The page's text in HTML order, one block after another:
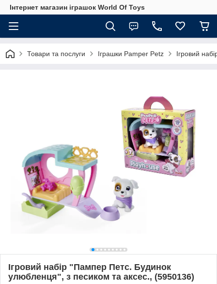
Інтернет магазин іграшок World Of Toys
Товари та послуги Іграшки Pamper Petz Ігровий
Ігровий набір "Пампер Петс. Будинок
улюбленця", з песиком та аксес., (5950136)